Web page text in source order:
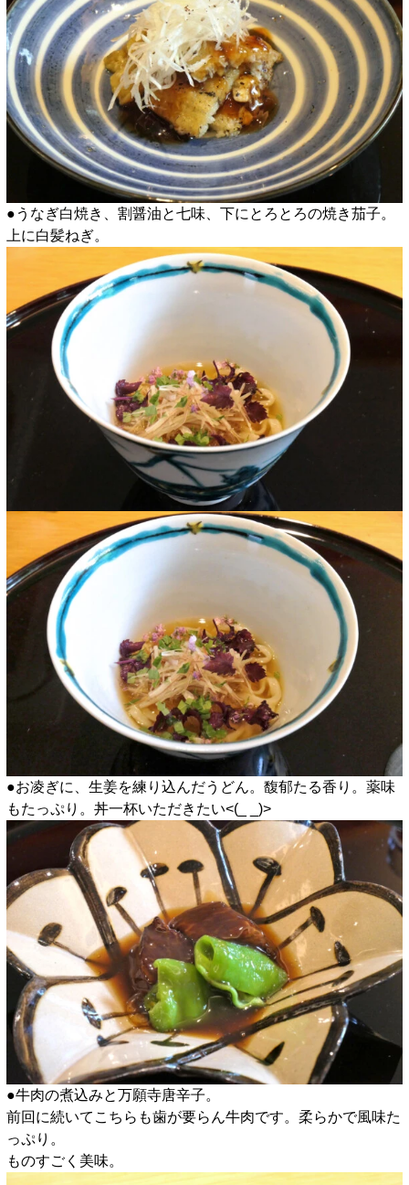
●うなぎ白焼き、割醤油と七味、下にとろとろの焼き茄子。
上に白髪ねぎ。
●お凌ぎに、生姜を練り込んだうどん。馥郁たる香り。薬味
もたっぷり。丼一杯いただきたい<(_ _)>
●牛肉の煮込みと万願寺唐辛子。
前回に続いてこちらも歯が要らん牛肉です。柔らかで風味た
っぷり。
ものすごく美味。